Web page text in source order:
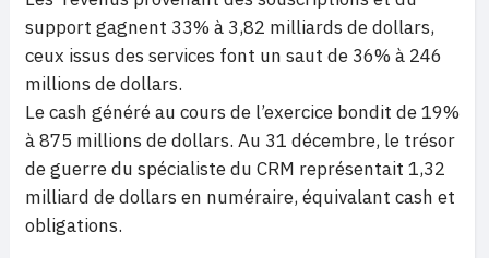
support gagnent 33% à 3,82 milliards de dollars,
ceux issus des services font un saut de 36% à 246
millions de dollars.
Le cash généré au cours de l’exercice bondit de 19%
à 875 millions de dollars. Au 31 décembre, le trésor
de guerre du spécialiste du CRM représentait 1,32
milliard de dollars en numéraire, équivalant cash et
obligations.